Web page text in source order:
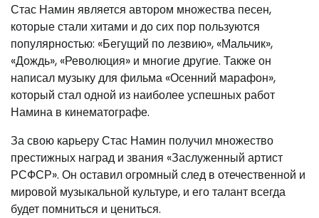
Стас Намин является автором множества песен,
которые стали хитами и до сих пор пользуются
популярностью: «Бегущий по лезвию», «Мальчик»,
«Дождь», «Революция» и многие другие. Также он
написал музыку для фильма «Осенний марафон»,
который стал одной из наиболее успешных работ
Намина в кинематографе.
За свою карьеру Стас Намин получил множество
престижных наград и звания «Заслуженный артист
РСФСР». Он оставил огромный след в отечественной и
мировой музыкальной культуре, и его талант всегда
будет помниться и цениться.